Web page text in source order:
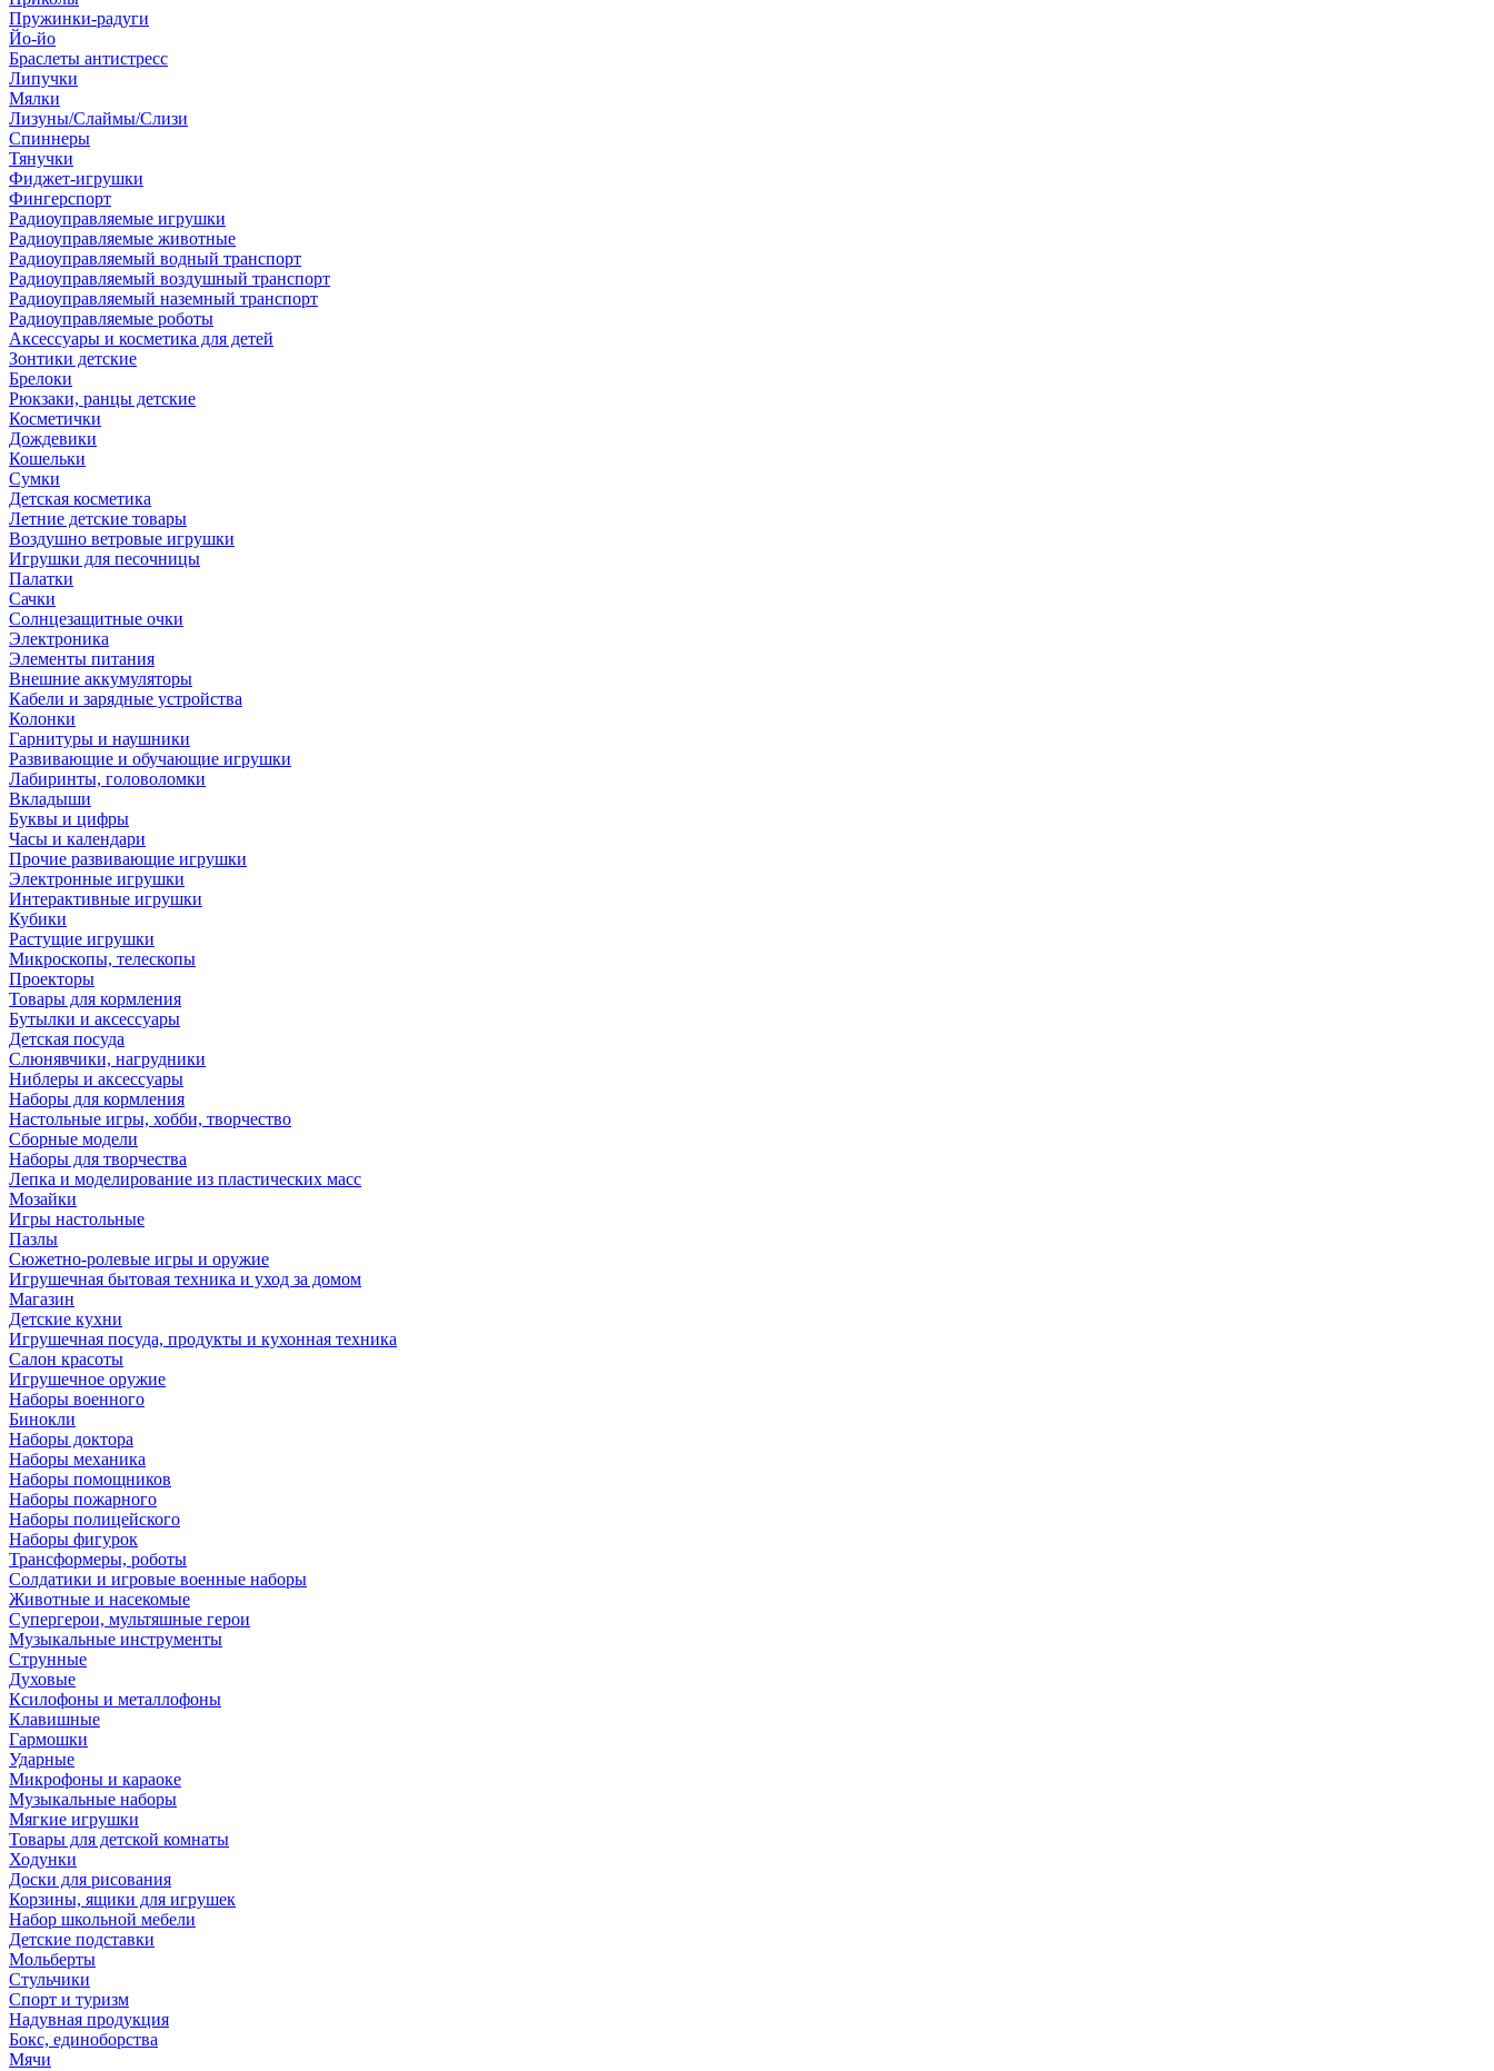
Пружинки-радуги
Йо-йо
Браслеты антистресс
Липучки
Мялки
Лизуны/Слаймы/Слизи
Спиннеры
Тянучки
Фиджет-игрушки
Фингерспорт
Радиоуправляемые игрушки
Радиоуправляемые животные
Радиоуправляемый водный транспорт
Радиоуправляемый воздушный транспорт
Радиоуправляемый наземный транспорт
Радиоуправляемые роботы
Аксессуары и косметика для детей
Зонтики детские
Брелоки
Рюкзаки, ранцы детские
Косметички
Дождевики
Кошельки
Сумки
Детская косметика
Летние детские товары
Воздушно ветровые игрушки
Игрушки для песочницы
Палатки
Сачки
Солнцезащитные очки
Электроника
Элементы питания
Внешние аккумуляторы
Кабели и зарядные устройства
Колонки
Гарнитуры и наушники
Развивающие и обучающие игрушки
Лабиринты, головоломки
Вкладыши
Буквы и цифры
Часы и календари
Прочие развивающие игрушки
Электронные игрушки
Интерактивные игрушки
Кубики
Растущие игрушки
Микроскопы, телескопы
Проекторы
Товары для кормления
Бутылки и аксессуары
Детская посуда
Слюнявчики, нагрудники
Ниблеры и аксессуары
Наборы для кормления
Настольные игры, хобби, творчество
Сборные модели
Наборы для творчества
Лепка и моделирование из пластических масс
Мозайки
Игры настольные
Пазлы
Сюжетно-ролевые игры и оружие
Игрушечная бытовая техника и уход за домом
Магазин
Детские кухни
Игрушечная посуда, продукты и кухонная техника
Салон красоты
Игрушечное оружие
Наборы военного
Бинокли
Наборы доктора
Наборы механика
Наборы помощников
Наборы пожарного
Наборы полицейского
Наборы фигурок
Трансформеры, роботы
Солдатики и игровые военные наборы
Животные и насекомые
Супергерои, мультяшные герои
Музыкальные инструменты
Струнные
Духовые
Ксилофоны и металлофоны
Клавишные
Гармошки
Ударные
Микрофоны и караоке
Музыкальные наборы
Мягкие игрушки
Товары для детской комнаты
Ходунки
Доски для рисования
Корзины, ящики для игрушек
Набор школьной мебели
Детские подставки
Мольберты
Стульчики
Спорт и туризм
Надувная продукция
Бокс, единоборства
Мячи